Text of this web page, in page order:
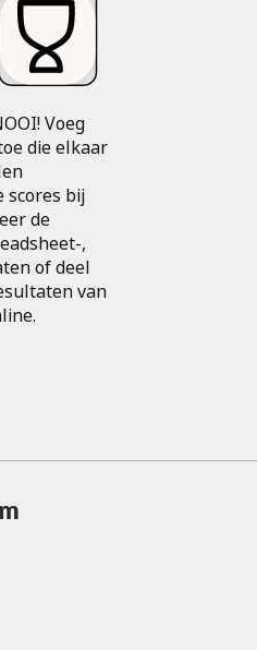
Voeg
die elkaar
scores bij
de
,
of deel
van